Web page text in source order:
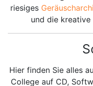
riesiges
und die
Hier finden Sie alles
College auf CD,